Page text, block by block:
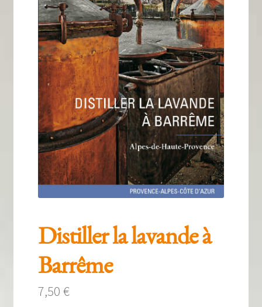
Nous contacter
Qui sommes-nous ?
Les éditions Lieux Dits
Distiller la lavande à
Barrême
7,50 €